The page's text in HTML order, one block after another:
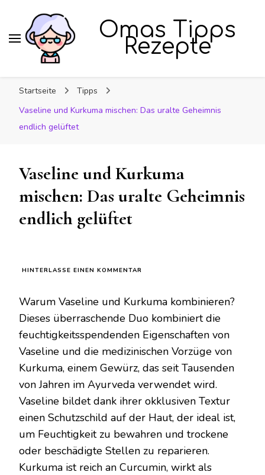
Omas Tipps
Rezepte
Startseite
Tipps
Vaseline und Kurkuma mischen: Das uralte Geheimnis
endlich gelüftet
Vaseline und Kurkuma
mischen: Das uralte Geheimnis
endlich gelüftet
HINTERLASSE EINEN KOMMENTAR
KURKUMA
MISCHEN:
DAS
URALTE
ENDLICH
GELÜFTET
Warum Vaseline und Kurkuma kombinieren?
Dieses überraschende Duo kombiniert die
feuchtigkeitsspendenden Eigenschaften von
Vaseline und die medizinischen Vorzüge von
Kurkuma, einem Gewürz, das seit Tausenden
von Jahren im Ayurveda verwendet wird.
Vaseline bildet dank ihrer okklusiven Textur
einen Schutzschild auf der Haut, der ideal ist,
um Feuchtigkeit zu bewahren und trockene
oder beschädigte Stellen zu reparieren.
Kurkuma ist reich an Curcumin, wirkt als